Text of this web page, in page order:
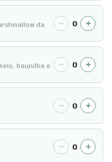
da
− 0 +
baunilha e
− 0 +
− 0 +
− 0 +